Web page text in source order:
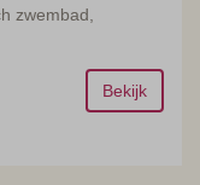
zwembad,
Bekijk